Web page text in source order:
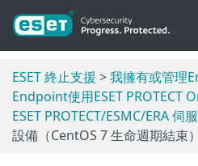
ESET 終止支援 >我擁有或管理
Endpoint使用ESET PROTECT
ESET PROTECT/ESMC/ERA 伺
設備（CentOS 7 生命週期結束）